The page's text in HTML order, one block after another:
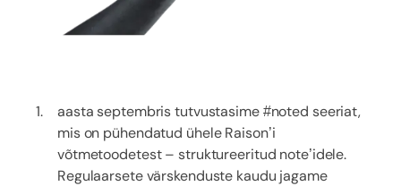
aasta septembris tutvustasime #noted seeriat,
mis on pühendatud ühele Raison’i
võtmetoodetest – struktureeritud note’idele.
Regulaarsete värskenduste kaudu jagame